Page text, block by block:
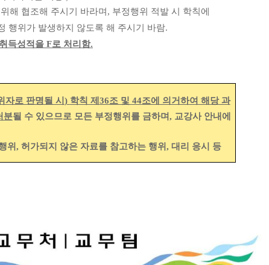
해 협조해 주시기 바라며 , 부정행위 적발 시 학칙에
위가 발생하지 않도록 해 주시기 바람.
득성적을 F로 처리함.
자로 판명될 시 ) 학칙 제 36조 및 44조에 의거하여 해당 과
분될 수 있으므로 모든 부정행위를 금하며, 교강사 안내에
위, 허가되지 않은 자료를 참고하는 행위, 대리 응시 등